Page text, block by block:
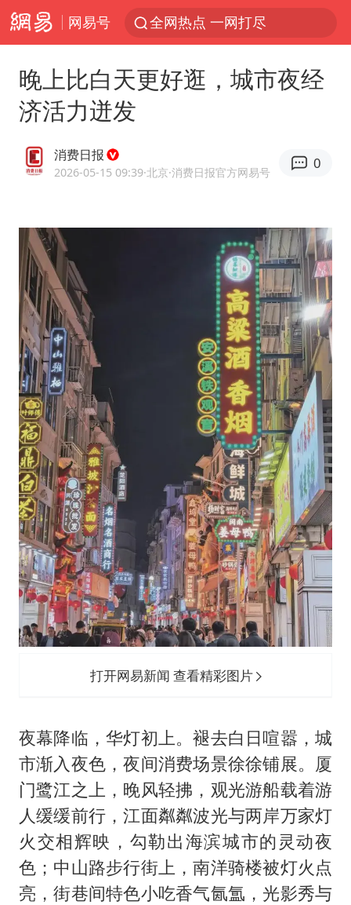
网易号 全网热点 一网打尽
晚上比白天更好逛，城市夜经
济活力迸发
消费日报
2026-05-15 09:39·北京·消费日报官方网易号
0
打开网易新闻 查看精彩图片
夜幕降临，华灯初上。褪去白日喧嚣，城
市渐入夜色，夜间消费场景徐徐铺展。厦
门鹭江之上，晚风轻拂，观光游船载着游
人缓缓前行，江面粼粼波光与两岸万家灯
火交相辉映，勾勒出海滨城市的灵动夜
色；中山路步行街上，南洋骑楼被灯火点
亮，街巷间特色小吃香气氤氲，光影秀与